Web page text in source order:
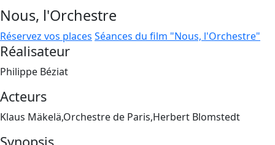
Nous, l'Orchestre
Réservez vos places Séances du film "Nous, l'Orchestre"
Réalisateur
Philippe Béziat
Acteurs
Klaus Mäkelä,Orchestre de Paris,Herbert Blomstedt